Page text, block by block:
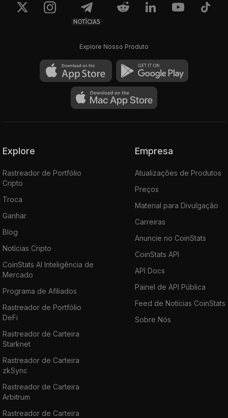
NOTÍCIAS
Explore Nosso Produto
Explore
Rastreador de Portfólio
Cripto
Troca
Ganhar
Blog
Notícias Cripto
CoinStats AI Inteligência de
Mercado
Programa de Afiliados
Rastreador de Portfólio
DeFi
Rastreador de Carteira
Starknet
Rastreador de Carteira
zkSync
Rastreador de Carteira
Arbitrum
Rastreador de Carteira
Empresa
Atualizações de Produtos
Preços
Material para Divulgação
Carreiras
Anuncie no CoinStats
CoinStats API
API Docs
Painel de API Pública
Feed de Notícias CoinStats
Sobre Nós